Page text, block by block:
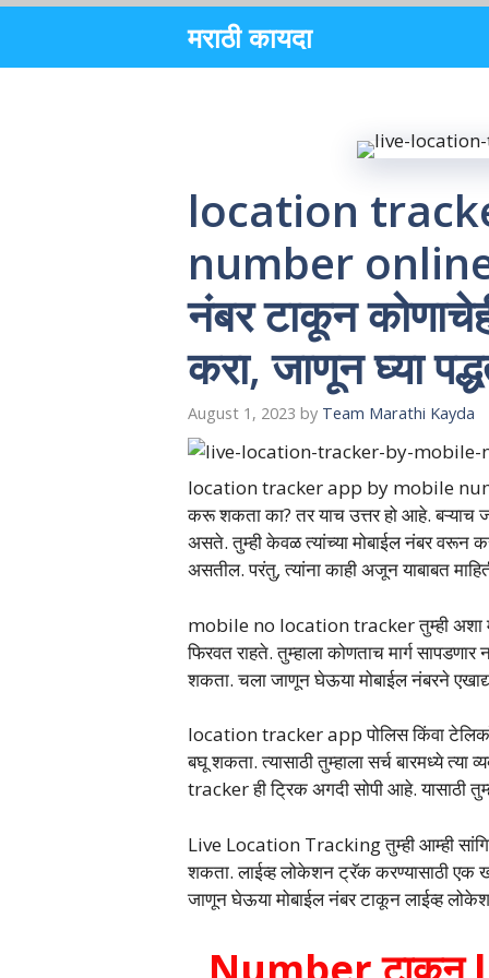
content
मराठी कायदा
location
number online
नंबर टाकून
करा, जाणून घ्या
August 1, 2023 by Team Marathi Kayda
location tracker app by mobile
करू शकता का? तर याच उत्तर हो आहे. बऱ्याच
असते. तुम्ही केवळ त्यांच्या मोबाईल नंबर
असतील. परंतु, त्यांना काही अजून याबाबत
mobile no location tracker तुम्ही अशा
फिरवत राहते. तुम्हाला कोणताच मार्ग
शकता. चला जाणून घेऊया मोबाईल नंबरने
location tracker app पोलिस किंवा
बघू शकता. त्यासाठी तुम्हाला सर्च बारमध्ये
tracker ही ट्रिक अगदी सोपी आहे. यासाठी
Live Location Tracking तुम्ही आम्ही
शकता. लाईव्ह लोकेशन ट्रॅक करण्यासाठी एक
जाणून घेऊया मोबाईल नंबर टाकून लाईव्ह